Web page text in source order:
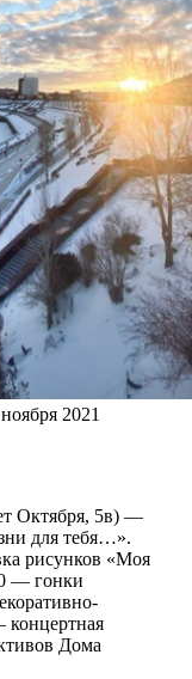
2021
Октября, 5в) —
для тебя…».
рисунков «Моя
— гонки
концертная
Дома